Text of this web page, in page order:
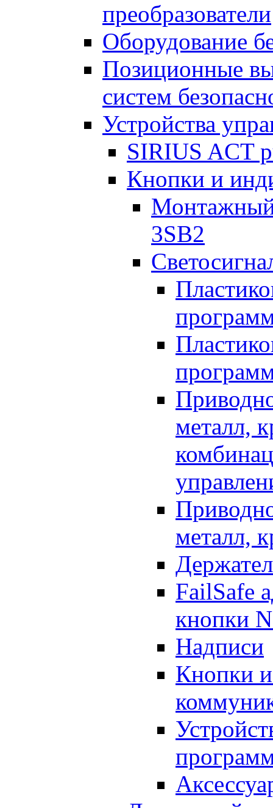
преобразователи
Оборудование
Позиционные
систем
Устройства
SIRIUS ACT
Кнопки и
Монтажный
3SB2
металл,
металл,
FailSafe
кнопки
Надписи
Кнопки